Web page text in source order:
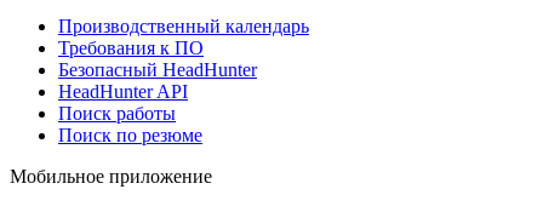
Производственный календарь
Требования к ПО
Безопасный HeadHunter
HeadHunter API
Поиск работы
Поиск по резюме
Мобильное приложение